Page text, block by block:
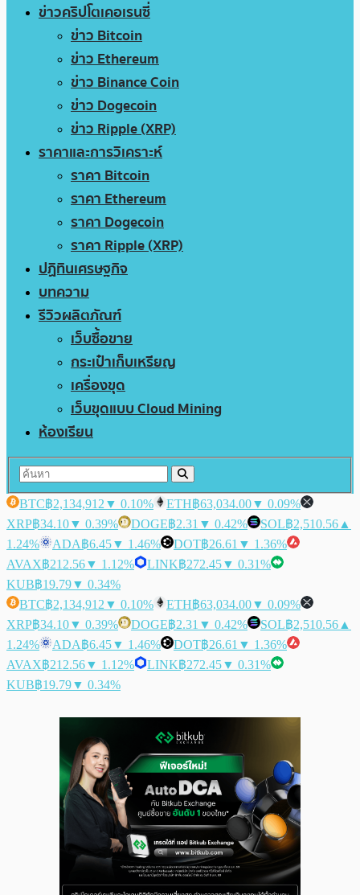
ข่าวคริปโตเคอเรนซี่
ข่าว Bitcoin
ข่าว Ethereum
ข่าว Binance Coin
ข่าว Dogecoin
ข่าว Ripple (XRP)
ราคาและการวิเคราะห์
ราคา Bitcoin
ราคา Ethereum
ราคา Dogecoin
ราคา Ripple (XRP)
ปฏิทินเศรษฐกิจ
บทความ
รีวิวผลิตภัณฑ์
เว็บซื้อขาย
กระเป๋าเก็บเหรียญ
เครื่องขุด
เว็บขุดแบบ Cloud Mining
ห้องเรียน
BTC฿2,134,912 ▼ 0.10% ETH฿63,034.00▼ 0.09%
XRP฿34.10▼ 0.39% DOGE฿2.31 ▼ 0.42% SOL฿2,510.56 ▲
1.24%
ADA฿6.45▼ 1.46% DOT฿26.61 ▼ 1.36%
AVAX฿212.56▼ 1.12% LINK฿272.45▼ 0.31%
KUB฿19.79▼ 0.34%
BTC฿2,134,912 ▼ 0.10% ETH฿63,034.00▼ 0.09%
XRP฿34.10▼ 0.39% DOGE฿2.31 ▼ 0.42% SOL฿2,510.56 ▲
1.24%
ADA฿6.45▼ 1.46% DOT฿26.61 ▼ 1.36%
AVAX฿212.56▼ 1.12% LINK฿272.45▼ 0.31%
KUB฿19.79▼ 0.34%